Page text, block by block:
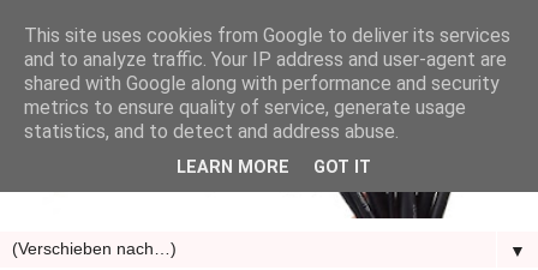
▼
This site uses cookies from Google to deliver its services
and to analyze traffic. Your IP address and user-agent are
shared with Google along with performance and security
metrics to ensure quality of service, generate usage
statistics, and to detect and address abuse.
LEARN MORE GOT IT